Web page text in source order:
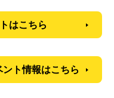
はこちら
ト情報はこちら